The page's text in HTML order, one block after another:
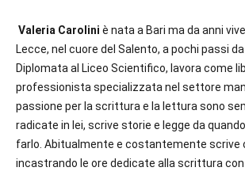
Valeria Carolini è nata a Bari ma da anni
Lecce, nel cuore del Salento, a pochi passi da
Diplomata al Liceo Scientifico, lavora come
professionista specializzata nel settore
passione per la scrittura e la lettura sono
radicate in lei, scrive storie e legge da
farlo. Abitualmente e costantemente scrive
incastrando le ore dedicate alla scrittura con